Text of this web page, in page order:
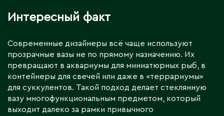
Интересный факт
Современные дизайнеры всё чаще используют
прозрачные вазы не по прямому назначению. Их
превращают в аквариумы для миниатюрных рыб, в
контейнеры для свечей или даже в «террариумы»
для суккулентов. Такой подход делает стеклянную
вазу многофункциональным предметом, который
выходит далеко за рамки привычного